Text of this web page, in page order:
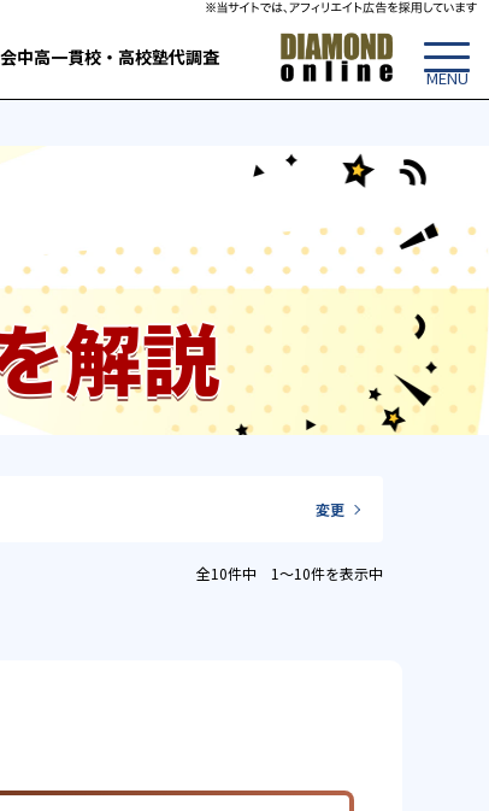
中高一貫校・高校塾代調査
解説
変更
全10件中 1〜10件を表示中